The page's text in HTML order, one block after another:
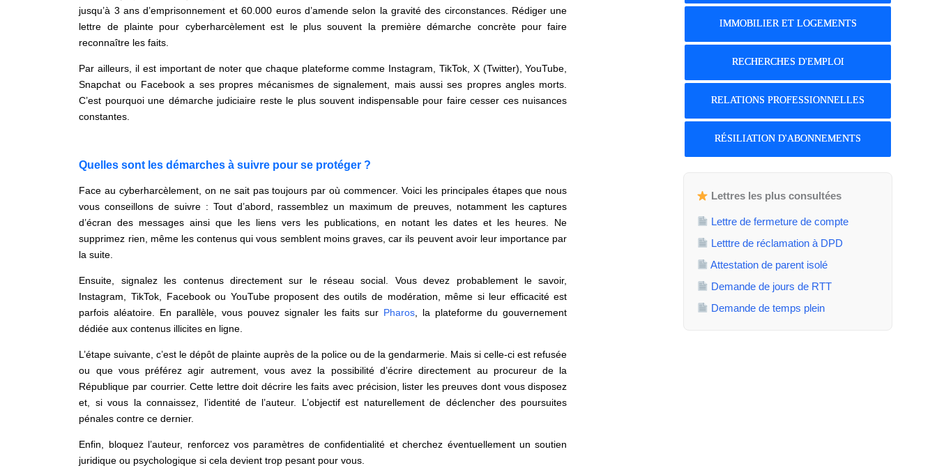
jusqu’à 3 ans d’emprisonnement et 60.000 euros d’amende selon la gravité des circonstances. Rédiger une
lettre de plainte pour cyberharcèlement est le plus souvent la première démarche concrète pour faire
reconnaître les faits.
Par ailleurs, il est important de noter que chaque plateforme comme Instagram, TikTok, X (Twitter), YouTube,
Snapchat ou Facebook a ses propres mécanismes de signalement, mais aussi ses propres angles morts.
C’est pourquoi une démarche judiciaire reste le plus souvent indispensable pour faire cesser ces nuisances
constantes.
Quelles sont les démarches à suivre pour se protéger ?
Face au cyberharcèlement, on ne sait pas toujours par où commencer. Voici les principales étapes que nous
vous conseillons de suivre : Tout d’abord, rassemblez un maximum de preuves, notamment les captures
d’écran des messages ainsi que les liens vers les publications, en notant les dates et les heures. Ne
supprimez rien, même les contenus qui vous semblent moins graves, car ils peuvent avoir leur importance par
la suite.
Ensuite, signalez les contenus directement sur le réseau social. Vous devez probablement le savoir,
Instagram, TikTok, Facebook ou YouTube proposent des outils de modération, même si leur efficacité est
parfois aléatoire. En parallèle, vous pouvez signaler les faits sur Pharos, la plateforme du gouvernement
dédiée aux contenus illicites en ligne.
L’étape suivante, c’est le dépôt de plainte auprès de la police ou de la gendarmerie. Mais si celle-ci est refusée
ou que vous préférez agir autrement, vous avez la possibilité d’écrire directement au procureur de la
République par courrier. Cette lettre doit décrire les faits avec précision, lister les preuves dont vous disposez
et, si vous la connaissez, l’identité de l’auteur. L’objectif est naturellement de déclencher des poursuites
pénales contre ce dernier.
Enfin, bloquez l’auteur, renforcez vos paramètres de confidentialité et cherchez éventuellement un soutien
juridique ou psychologique si cela devient trop pesant pour vous.
IMMOBILIER ET LOGEMENTS
RECHERCHES D'EMPLOI
RELATIONS PROFESSIONNELLES
RÉSILIATION D'ABONNEMENTS
Lettres les plus consultées
Lettre de fermeture de compte
Letttre de réclamation à DPD
Attestation de parent isolé
Demande de jours de RTT
Demande de temps plein